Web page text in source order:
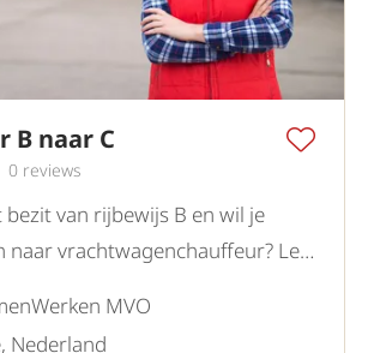
B naar C
0 reviews
bezit van rijbewijs B en wil je
vrachtwagenchauffeur? Lees
MVO
Nederland